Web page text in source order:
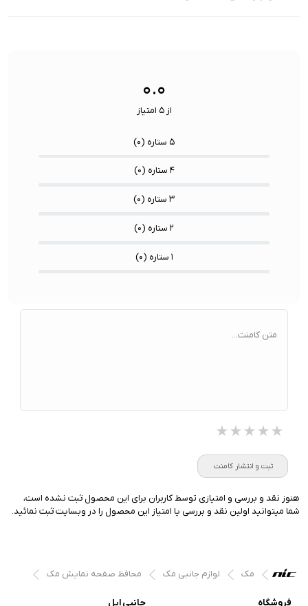
۰.۰
از ۵ امتیاز
۵ ستاره ( ۰)
۴ ستاره ( ۰)
۳ ستاره ( ۰)
۲ ستاره ( ۰)
۱ ستاره ( ۰)
متن کامنت...
★★★★★
★★★★★
★★★★★
ثبت و انتشار کامنت
هنوز نقد و بررسی و امتیازی توسط کاربران برای این محصول ثبت نشده است،
شما میتوانید اولین نقد و بررسی یا امتیاز این محصول را در وبسایت ثبت نمائید.
مک لوازم جانبی مک محافظ صفحه نمایش مک
فروشگاه
جانبی اپل